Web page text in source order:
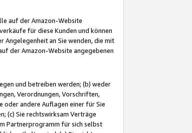
auf der Amazon-Website
für diese Kunden und können
Angelegenheit an Sie wenden, die mit
der Amazon-Website angegebenen
und betreiben werden; (b) weder
Verordnungen, Vorschriften,
oder andere Auflagen einer für Sie
(c) Sie rechtswirksam Verträge
Partnerprogramm für sich selbst